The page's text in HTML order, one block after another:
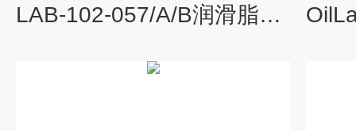
LAB-102-057/A/B润滑脂滚筒氧化稳定性测定仪